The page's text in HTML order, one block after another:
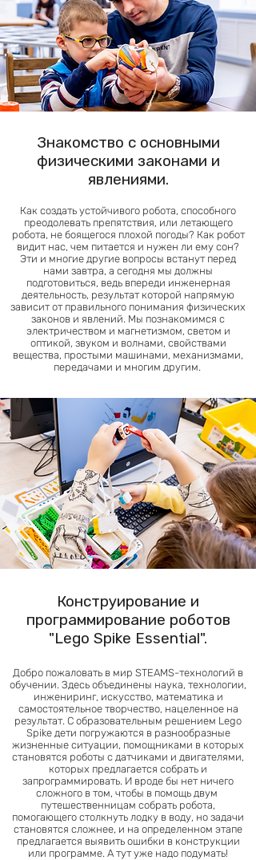
Знакомство с основными
физическими законами и
явлениями.
Как создать устойчивого робота, способного
преодолевать препятствия, или летающего
робота, не боящегося плохой погоды? Как робот
видит нас, чем питается и нужен ли ему сон?
Эти и многие другие вопросы встанут перед
нами завтра, а сегодня мы должны
подготовиться, ведь впереди инженерная
деятельность, результат которой напрямую
зависит от правильного понимания физических
законов и явлений. Мы познакомимся с
электричеством и магнетизмом, светом и
оптикой, звуком и волнами, свойствами
вещества, простыми машинами, механизмами,
передачами и многим другим.
Конструирование и
программирование роботов
"Lego Spike Essential".
Добро пожаловать в мир STEAMS-технологий в
обучении. Здесь объединены наука, технологии,
инжениринг, искусство, математика и
самостоятельное творчество, нацеленное на
результат. С образовательным решением Lego
Spike дети погружаются в разнообразные
жизненные ситуации, помощниками в которых
становятся роботы с датчиками и двигателями,
которых предлагается собрать и
запрограммировать. И вроде бы нет ничего
сложного в том, чтобы в помощь двум
путешественницам собрать робота,
помогающего столкнуть лодку в воду, но задачи
становятся сложнее, и на определенном этапе
предлагается выявить ошибки в конструкции
или программе. А тут уже надо подумать!